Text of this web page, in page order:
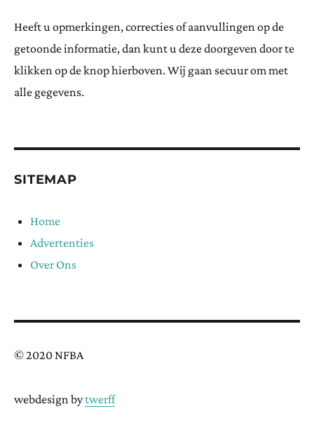
Heeft u opmerkingen, correcties of aanvullingen op de
getoonde informatie, dan kunt u deze doorgeven door te
klikken op de knop hierboven. Wij gaan secuur om met
alle gegevens.
SITEMAP
Home
Advertenties
Over Ons
© 2020 NFBA
webdesign bytwerff